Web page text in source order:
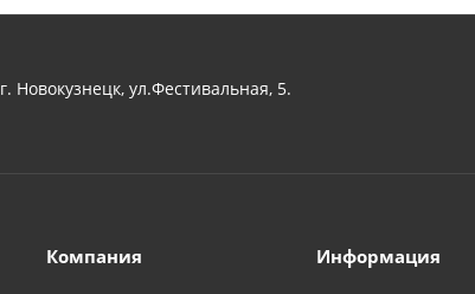
г. Новокузнецк, ул.Фестивальная, 5.
Компания Информация